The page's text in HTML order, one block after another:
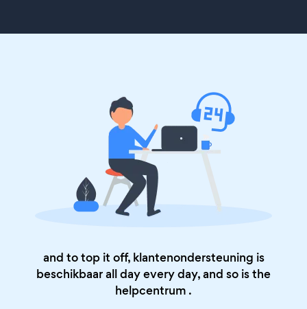
and to top it off, klantenondersteuning is
beschikbaar all day every day, and so is the
helpcentrum .